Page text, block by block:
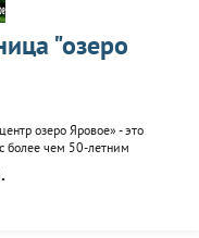
"озеро
озеро Яровое» - это
более чем 50-летним
силу самой